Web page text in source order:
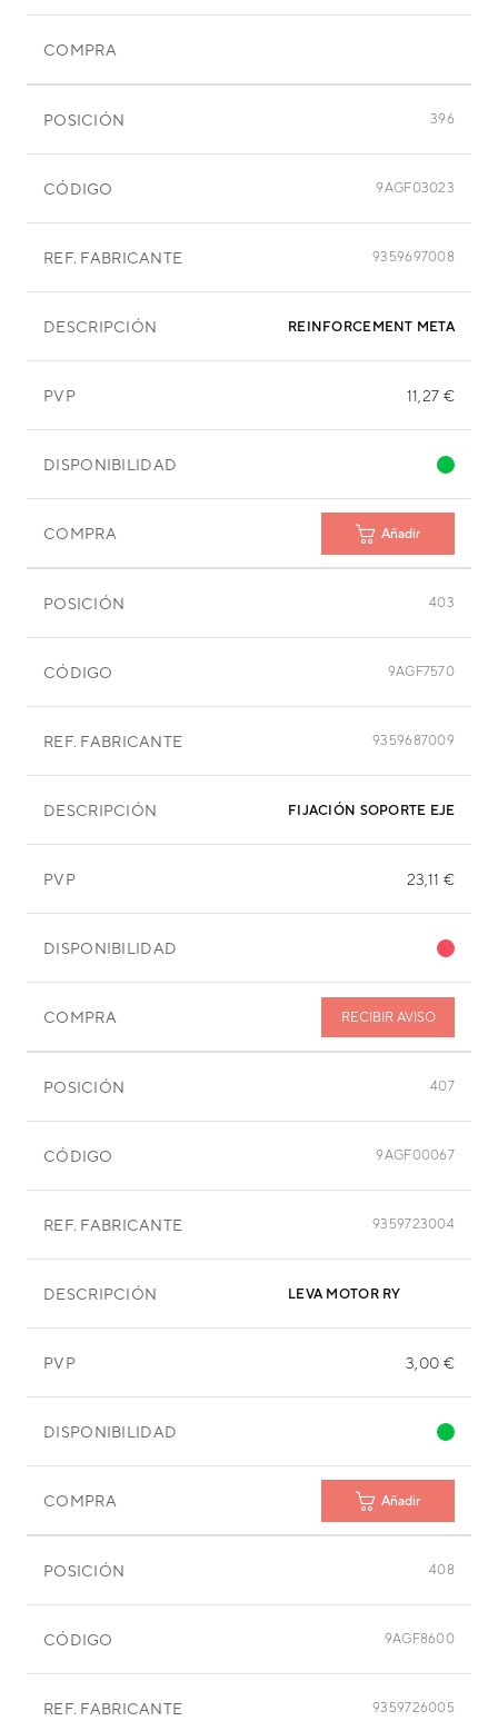
COMPRA
POSICIÓN 396
CÓDIGO 9AGF03023
REF. FABRICANTE 9359697008
DESCRIPCIÓN REINFORCEMENT METAL
PVP 11,27 €
DISPONIBILIDAD
COMPRA Añadir
POSICIÓN 403
CÓDIGO 9AGF7570
REF. FABRICANTE 9359687009
DESCRIPCIÓN FIJACIÓN SOPORTE EJE
PVP 23,11 €
DISPONIBILIDAD
COMPRA RECIBIR AVISO
POSICIÓN 407
CÓDIGO 9AGF00067
REF. FABRICANTE 9359723004
DESCRIPCIÓN LEVA MOTOR RY
PVP 3,00 €
DISPONIBILIDAD
COMPRA Añadir
POSICIÓN 408
CÓDIGO 9AGF8600
REF. FABRICANTE 9359726005